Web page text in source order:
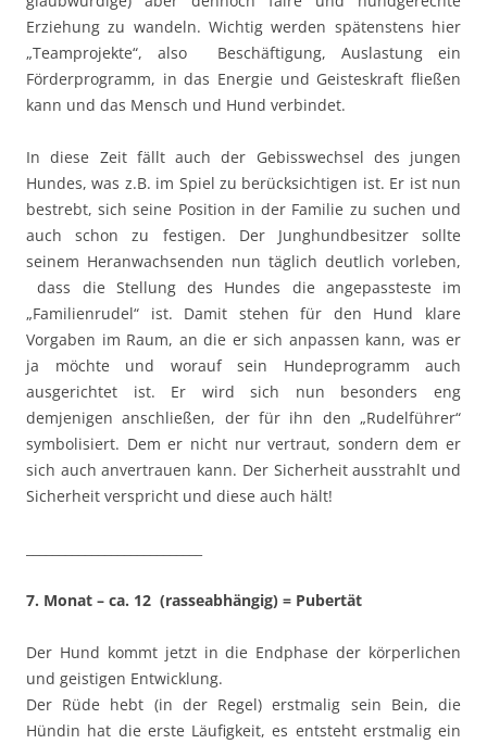
Erziehung zu wandeln. Wichtig werden spätenstens hier
„Teamprojekte“, also Beschäftigung, Auslastung ein
Förderprogramm, in das Energie und Geisteskraft fließen
kann und das Mensch und Hund verbindet.
In diese Zeit fällt auch der Gebisswechsel des jungen
Hundes, was z.B. im Spiel zu berücksichtigen ist. Er ist nun
bestrebt, sich seine Position in der Familie zu suchen und
auch schon zu festigen. Der Junghundbesitzer sollte
seinem Heranwachsenden nun täglich deutlich vorleben,
dass die Stellung des Hundes die angepassteste im
„Familienrudel“ ist. Damit stehen für den Hund klare
Vorgaben im Raum, an die er sich anpassen kann, was er
ja möchte und worauf sein Hundeprogramm auch
ausgerichtet ist. Er wird sich nun besonders eng
demjenigen anschließen, der für ihn den „Rudelführer“
symbolisiert. Dem er nicht nur vertraut, sondern dem er
sich auch anvertrauen kann. Der Sicherheit ausstrahlt und
Sicherheit verspricht und diese auch hält!
7. Monat – ca. 12 (rasseabhängig) = Pubertät
Der Hund kommt jetzt in die Endphase der körperlichen
und geistigen Entwicklung.
Der Rüde hebt (in der Regel) erstmalig sein Bein, die
Hündin hat die erste Läufigkeit, es entsteht erstmalig ein